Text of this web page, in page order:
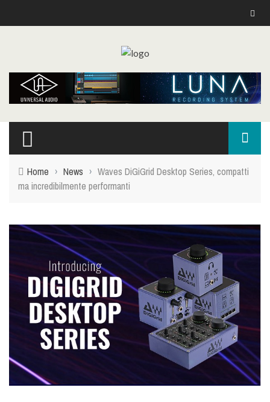
Home › News › Waves DiGiGrid Desktop Series, compatti
ma incredibilmente performanti